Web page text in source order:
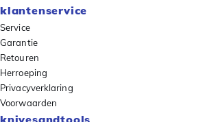
klantenservice
Service
Garantie
Retouren
Herroeping
Privacyverklaring
Voorwaarden
knivesandtools